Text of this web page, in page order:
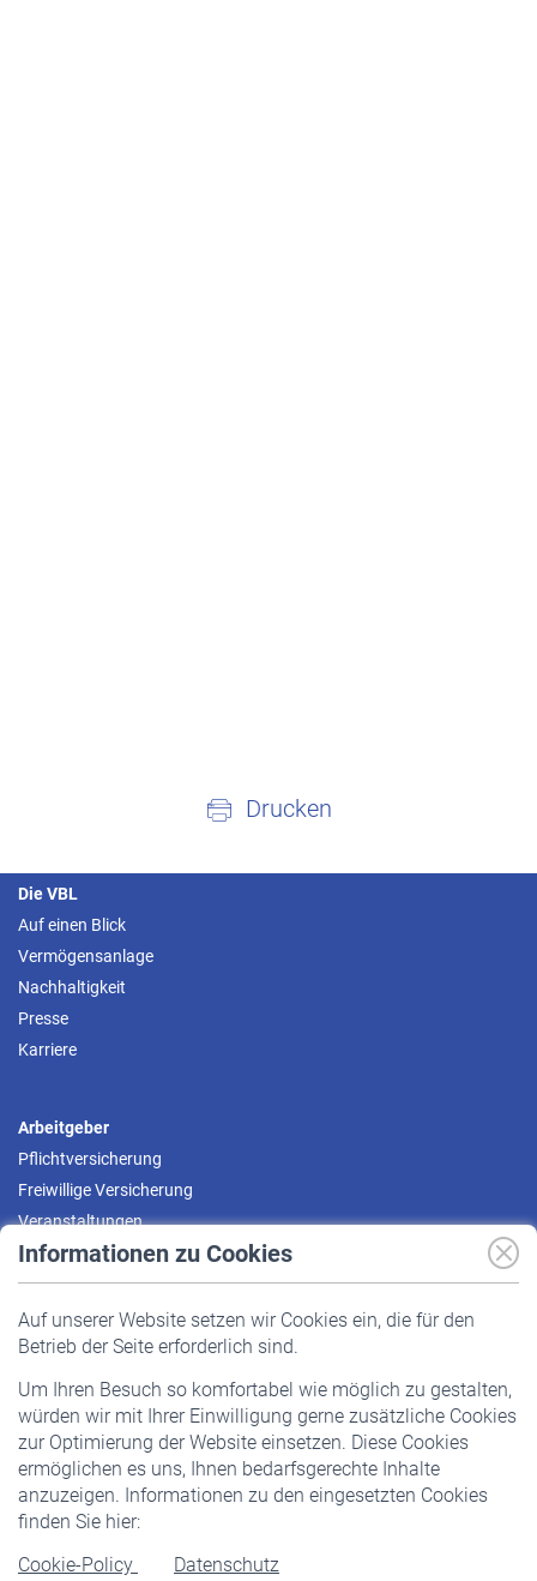
Informationen zu Cookies
Auf unserer Website setzen wir Cookies ein, die für den
Betrieb der Seite erforderlich sind.
Um Ihren Besuch so komfortabel wie möglich zu gestalten,
würden wir mit Ihrer Einwilligung gerne zusätzliche Cookies
zur Optimierung der Website einsetzen. Diese Cookies
ermöglichen es uns, Ihnen bedarfsgerechte Inhalte
anzuzeigen. Informationen zu den eingesetzten Cookies
finden Sie hier:
Cookie-Policy
Datenschutz
Drucken
Die VBL
Auf einen Blick
Vermögensanlage
Nachhaltigkeit
Presse
Karriere
Arbeitgeber
Pflichtversicherung
Freiwillige Versicherung
Veranstaltungen
Pflichtversicherung
Staatliche Förderung
Veranstaltungen
Rentner
Rentenbeginn
Rente beantragen